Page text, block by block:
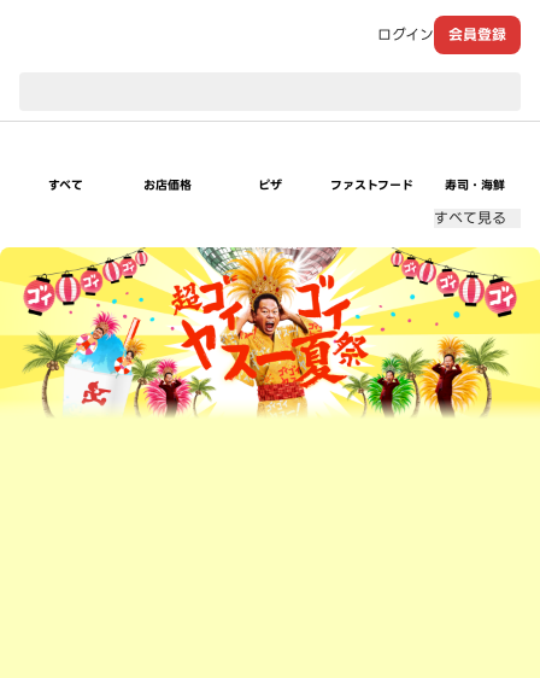
ログイン 会員登録
すべて お店価格 ピザ ファストフード 寿司・海鮮
すべて見る
超ゴイゴイヤスー夏祭